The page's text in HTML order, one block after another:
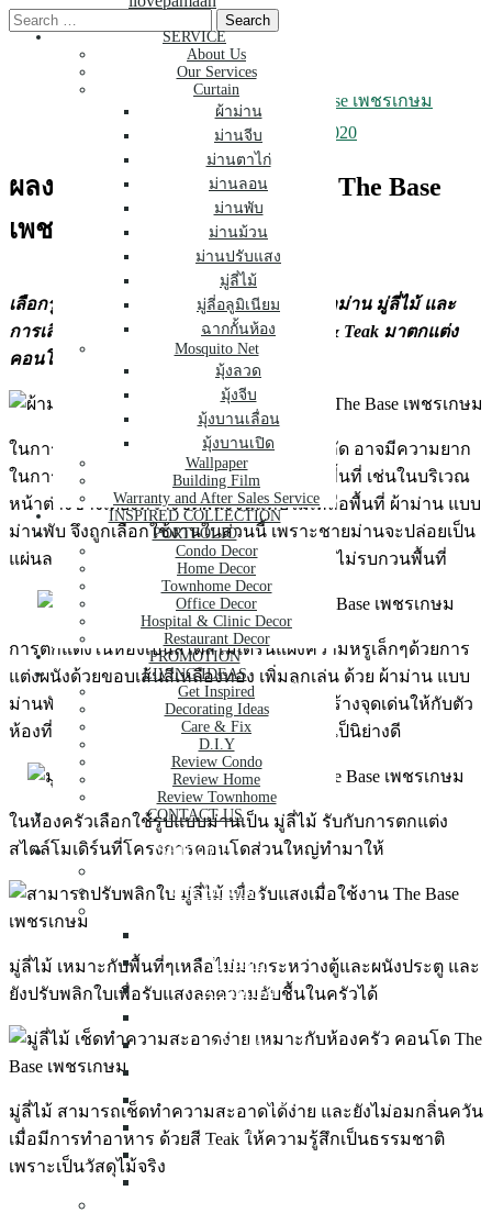
Skip
to
SERVICE
About Us
Our Services
Curtain
ผ้าม่าน
ม่านจีบ
ม่านตาไก่
ม่านลอน
ม่านพับ
ม่านม้วน
ม่านปรับแสง
มู่ลี่ไม้
มู่ลี่อลูมิเนียม
ฉากกั้นห้อง
Mosquito Net
มุ้งลวด
มุ้งจีบ
มุ้งบานเลื่อน
มุ้งบานเปิด
Wallpaper
Building Film
Warranty and After Sales Service
INSPIRED COLLECTION
PORTFOLIO
Condo Decor
Home Decor
Townhome Decor
Office Decor
Hospital & Clinic Decor
Restaurant Decor
PROMOTION
LIVING IDEAS
Get Inspired
Decorating Ideas
Care & Fix
D.I.Y
Review Condo
Review Home
Review Townhome
CONTACT US
SERVICE
Our Services
Curtain
ม่านจีบ
ม่านตาไก่
ม่านพับ
ม่านปรับแสง
มู่ลี่ไม้
Search
for:
ผลงาน ผ้าม่าน มู่ลี่ไม้ คอนโด The Base เพชรเกษม
March 10, 2020March 10, 2020
ผลงาน ผ้าม่าน มู่ลี่ไม้ คอนโด The Base
เพชรเกษม
เลือกรูปแบบอย่างไรให้เหมาะกับพื้นที่ ทั้ง ผ้าม่าน มู่ลี่ไม้ และ
การเลือกใช้สีที่มีในธรรมชาติ Cappuccino & Teak มาตกแต่ง
คอนโด The Base เพชรเกษม
ในการตกแต่ง คอนโด ส่วนใหญ่ที่มีพื้นที่จำกัด อาจมีความยาก
ในการเลือกใช้ ผ้าม่าน เพื่อให้เหมาะสมกับพื้นที่ เช่นในบริเวณ
หน้าต่างข้างเตียงที่วางชิดผนังจนแทบไม่เหลือพื้นที่ ผ้าม่าน แบบ
ม่านพับ จึงถูกเลือกใช้งานในส่วนนี้ เพราะชายม่านจะปล่อยเป็น
แผ่นลงมาสามารถสอดเข้าข้างที่นอนได้โดยไม่รบกวนพื้นที่
การตกแต่งในห้องเป็นสไตล์โมเดิร์นแฝงความหรูเล็กๆด้วยการ
แต่งผนังด้วยขอบเส้นสีเหลืองทอง เพิ่มลูกเล่น ด้วย ผ้าม่าน แบบ
ม่านพับ สี Cappuccino สีออกน้ำตาลติดส้ม สร้างจุดเด่นให้กับตัว
ห้องที่อาจดูโล่งขาดความน่าสนใจเกินไปได้เป็นิย่างดี
ในห้องครัวเลือกใช้รูปแบบม่านเป็น มู่ลี่ไม้ รับกับการตกแต่ง
สไตล์โมเดิร์นที่โครงการคอนโดส่วนใหญ่ทำมาให้
มู่ลี่ไม้ เหมาะกับพื้นที่ๆเหลือไม่มากระหว่างตู้และผนังประตู และ
ยังปรับพลิกใบเพื่อรับแสงลดความอับชื้นในครัวได้
มู่ลี่ไม้ สามารถเช็ดทำความสะอาดได้ง่าย และยังไม่อมกลิ่นควัน
เมื่อมีการทำอาหาร ด้วยสี Teak ให้ความรู้สึกเป็นธรรมชาติ
เพราะเป็นวัสดุไม้จริง